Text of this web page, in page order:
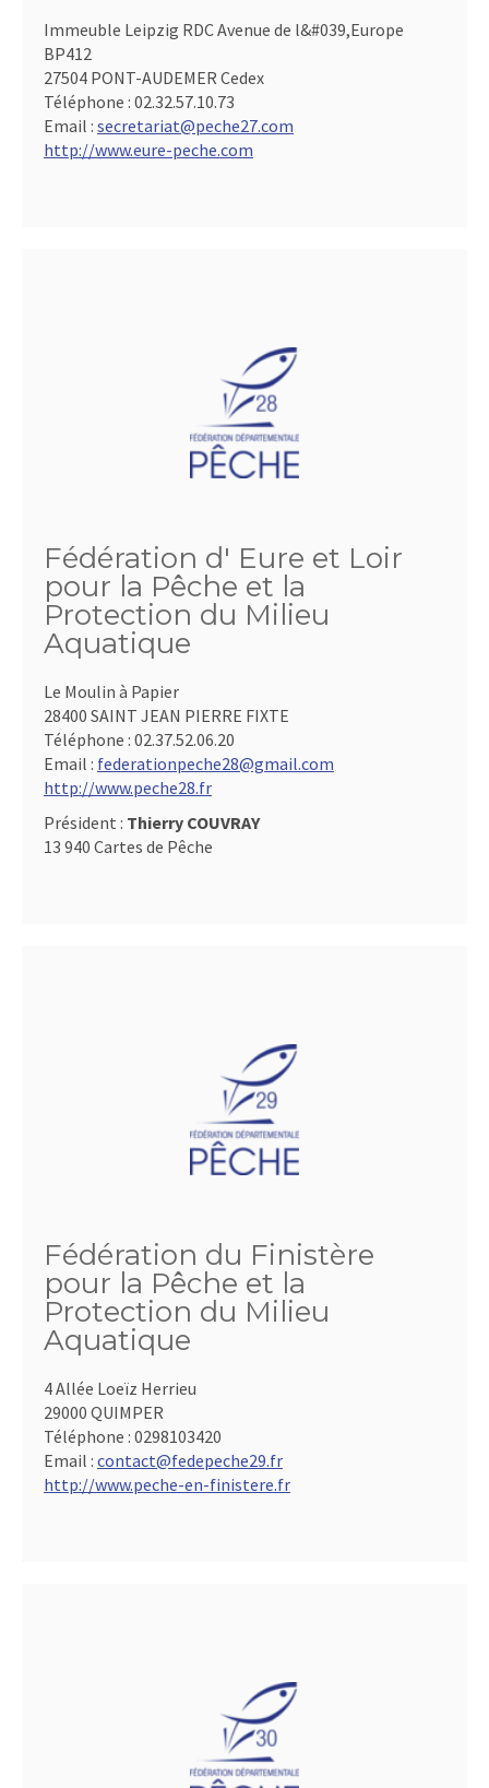
Immeuble Leipzig RDC Avenue de l&#039,Europe
BP412
27504 PONT-AUDEMER Cedex
Téléphone : 02.32.57.10.73
Email : secretariat@peche27.com
http://www.eure-peche.com
Fédération d' Eure et Loir
pour la Pêche et la
Protection du Milieu
Aquatique
Le Moulin à Papier
28400 SAINT JEAN PIERRE FIXTE
Téléphone : 02.37.52.06.20
Email : federationpeche28@gmail.com
http://www.peche28.fr
Président : Thierry COUVRAY
13 940 Cartes de Pêche
Fédération du Finistère
pour la Pêche et la
Protection du Milieu
Aquatique
4 Allée Loeïz Herrieu
29000 QUIMPER
Téléphone : 0298103420
Email : contact@fedepeche29.fr
http://www.peche-en-finistere.fr